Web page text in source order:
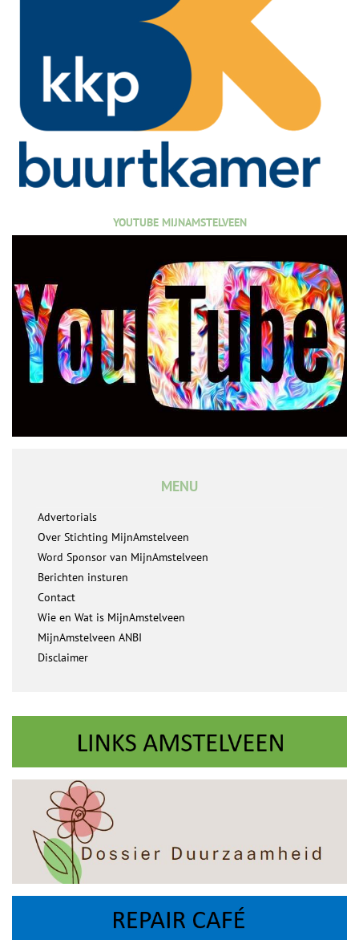
YOUTUBE MIJNAMSTELVEEN
MENU
Advertorials
Over Stichting MijnAmstelveen
Word Sponsor van MijnAmstelveen
Berichten insturen
Contact
Wie en Wat is MijnAmstelveen
MijnAmstelveen ANBI
Disclaimer